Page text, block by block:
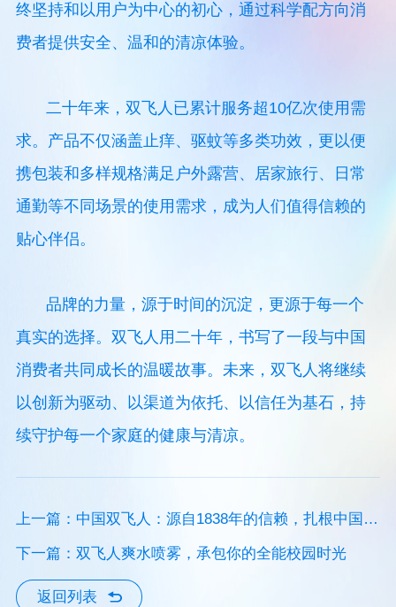
终坚持和以用户为中心的初心，通过科学配方向消
费者提供安全、温和的清凉体验。
二十年来，双飞人已累计服务超10亿次使用需
求。产品不仅涵盖止痒、驱蚊等多类功效，更以便
携包装和多样规格满足户外露营、居家旅行、日常
通勤等不同场景的使用需求，成为人们值得信赖的
贴心伴侣。
品牌的力量，源于时间的沉淀，更源于每一个
真实的选择。双飞人用二十年，书写了一段与中国
消费者共同成长的温暖故事。未来，双飞人将继续
以创新为驱动、以渠道为依托、以信任为基石，持
续守护每一个家庭的健康与清凉。
上一篇：中国双飞人：源自1838年的信赖，扎根中国的
国民选择
下一篇：双飞人爽水喷雾，承包你的全能校园时光
返回列表